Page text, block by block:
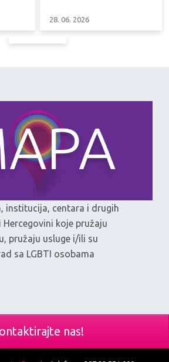
28. 06. 2026
institucija, centara i drugih
koje pružaju
pružaju usluge i/ili su
sa LGBTI osobama
nas!